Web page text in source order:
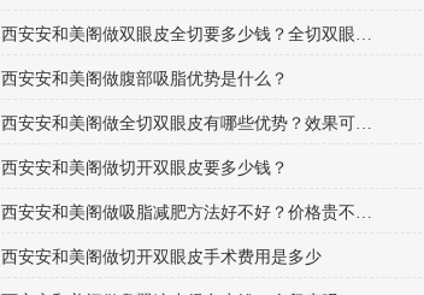
西安安和美阁做双眼皮全切要多少钱？全切双眼皮优点有哪些？
西安安和美阁做腹部吸脂优势是什么？
西安安和美阁做全切双眼皮有哪些优势？效果可以维持多久？
西安安和美阁做切开双眼皮要多少钱？
西安安和美阁做吸脂减肥方法好不好？价格贵不贵？
西安安和美阁做切开双眼皮手术费用是多少